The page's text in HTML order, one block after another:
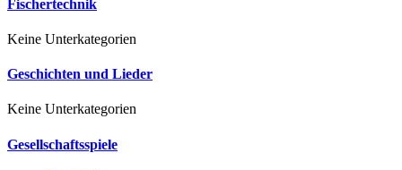
Fischertechnik
Keine Unterkategorien
Geschichten und Lieder
Keine Unterkategorien
Gesellschaftsspiele